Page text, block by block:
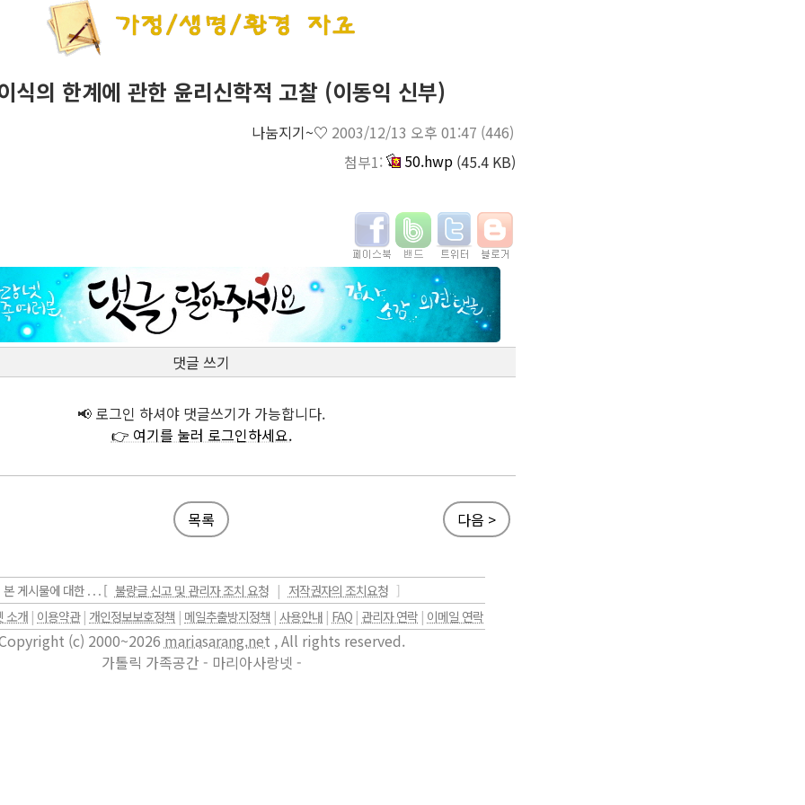
식의 한계에 관한 윤리신학적 고찰 (이동익 신부)
나눔지기~♡ 2003/12/13 오후 01:47 (446)
첨부1:
50.hwp (45.4 KB)
댓글 쓰기
📢 로그인 하셔야 댓글쓰기가 가능합니다.
👉 여기를 눌러 로그인하세요.
목록 다음 >
본 게시물에 대한 . . . [ 불량글 신고 및 관리자 조치 요청 | 저작권자의 조치요청 ]
소개 | 이용약관 | 개인정보보호정책 | 메일추출방지정책 | 사용안내 | FAQ | 관리자 연락 | 이메일 연락
(c) 2000~2026 mariasarang.net , All rights reserved.
가톨릭 가족공간 - 마리아사랑넷 -